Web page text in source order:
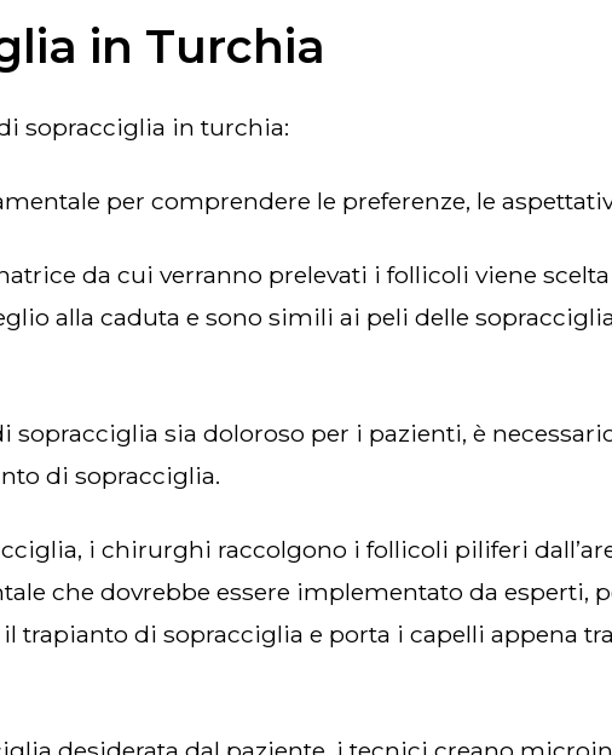
in Turchia
sopracciglia in turchia:
per comprendere le preferenze, le
alla caduta e sono simili ai peli delle
di sopracciglia.
che dovrebbe essere implementato da esperti,
di sopracciglia e porta i capelli appena